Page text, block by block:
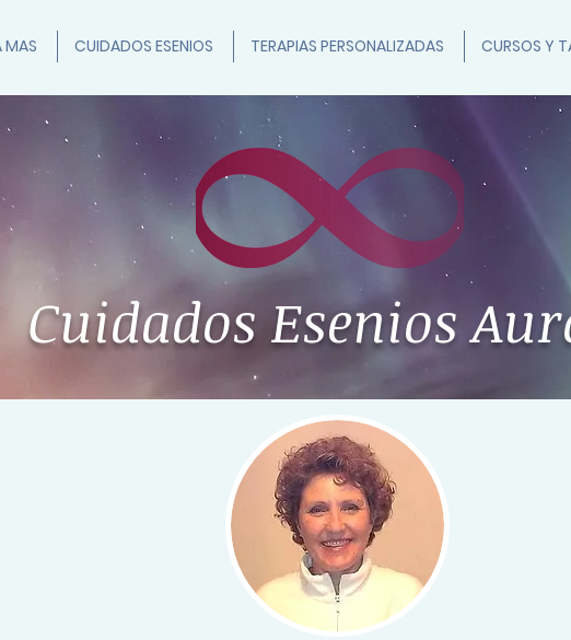
MAS CUIDADOS ESENIOS TERAPIAS PERSONALIZADAS CURSOS Y
Cuidados Esenios